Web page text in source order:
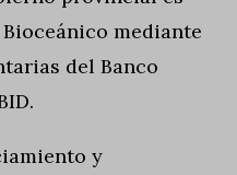
mediante
del Banco
y